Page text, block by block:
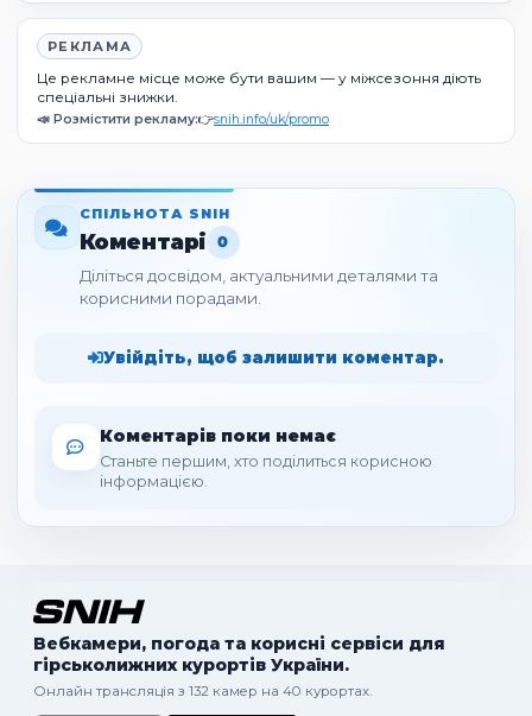
РЕКЛАМА
Це рекламне місце може бути вашим — у міжсезоння діють
спеціальні знижки.
📣 Розмістити рекламу:👉snih.info/uk/promo
СПІЛЬНОТА SNIH
Коментарі 0
Діліться досвідом, актуальними деталями та
корисними порадами.
Увійдіть, щоб залишити коментар.
Коментарів поки немає
Станьте першим, хто поділиться корисною
інформацією.
Вебкамери, погода та корисні сервіси для
гірськолижних курортів України.
Онлайн трансляція з 132 камер на 40 курортах.